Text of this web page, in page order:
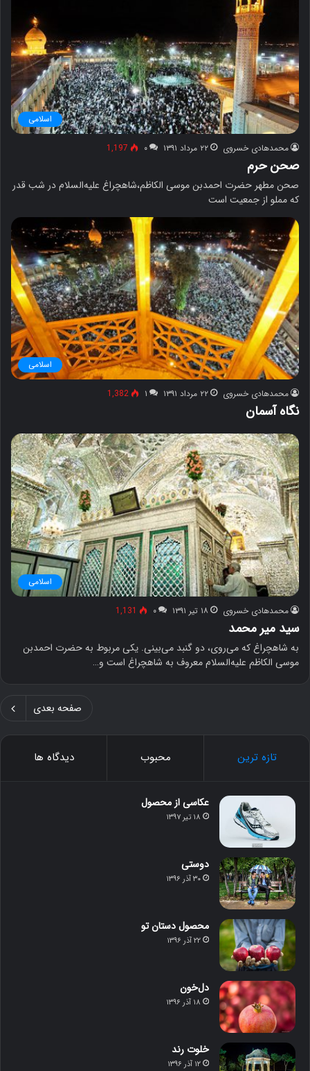
اسلامی
محمدهادی خسروی ۲۲ مرداد ۱۳۹۱ ۰ 1,197
صحن حرم
صحن مطهر حضرت احمدبن موسی الکاظم،‌شاهچراغ علیه‌السلام در شب قدر
که مملو از جمعیت است
اسلامی
محمدهادی خسروی ۲۲ مرداد ۱۳۹۱ ۱ 1,382
نگاه آسمان
اسلامی
محمدهادی خسروی ۱۸ تیر ۱۳۹۱ ۰ 1,131
سید میر محمد
به شاهچراغ که می‌روی، دو گنبد می‌بینی. یکی مربوط به حضرت احمدبن
موسی الکاظم علیه‌السلام معروف به شاهچراغ است و…
صفحه بعدی
تازه ترین محبوب دیدگاه ها
عکاسی از محصول
۱۸ تیر ۱۳۹۷
دوستی
۳۰ آذر ۱۳۹۶
محصول دستان تو
۲۲ آذر ۱۳۹۶
دل‌خون
۱۸ آذر ۱۳۹۶
خلوت رند
۱۲ آذر ۱۳۹۶